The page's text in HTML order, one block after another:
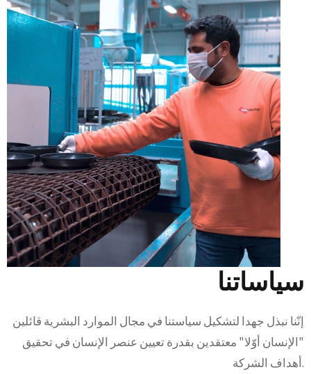
سياساتنا
إنّنا نبذل جهدا لتشكيل سياستنا في مجال الموارد البشرية قائلين
"الإنسان أوّلا" معتقدين بقدرة تعيين عنصر الإنسان في تحقيق
أهداف الشركة.